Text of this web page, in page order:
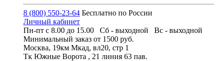
8 (800) 550-23-64 Бесплатно по России
Личный кабинет
Пн-пт с 8.00 до 15.00 Сб - выходной Вс - выходной
Минимальный заказ от 1500 руб.
Москва, 19км Мкад, вл20, стр 1
Тк Южные Ворота , 21 линия 63 пав.